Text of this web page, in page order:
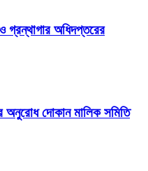
গ্রন্থাগার অধিদপ্তরের
অনুরোধ দোকান মালিক সমিতি